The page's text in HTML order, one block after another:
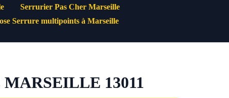
Serrurier Pas Cher Marseille
Serrure multipoints à Marseille
13011